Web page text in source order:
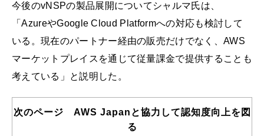
今後のvNSPの製品展開についてシャルマ氏は、
「AzureやGoogle Cloud Platformへの対応も検討して
いる。現在のパートナー経由の販売だけでなく、AWS
マーケットプレイスを通じて従量課金で提供することも
考えている」と説明した。
次のページ AWS Japanと協力して認知度向上を図
る